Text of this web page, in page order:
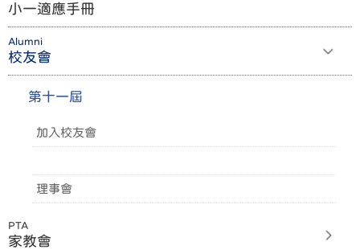
小一適應手冊
Alumni
校友會
第十一屆
加入校友會
理事會
PTA
家教會